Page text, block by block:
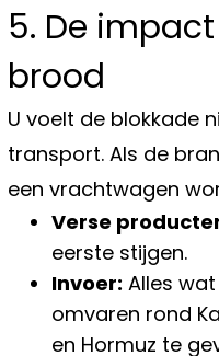
5. De
brood
U voelt de blokkade
transport. Als de
een vrachtwagen
Verse
eerste stijgen.
Invoer: Alles
omvaren rond
en Hormuz te